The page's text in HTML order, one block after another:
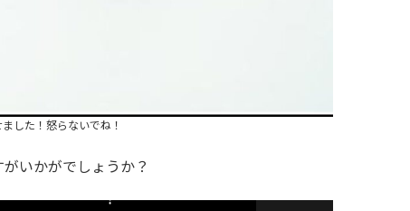
した！怒らないでね！
いかがでしょうか？